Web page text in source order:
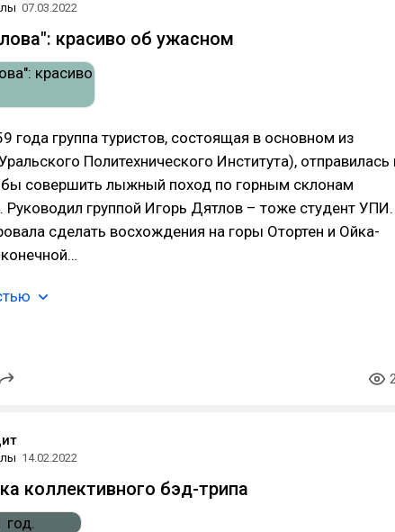
07.03.2022
красиво об ужасном
года группа туристов, состоящая в основном из
Политехнического Института), отправилась
совершить лыжный поход по горным склонам
Руководил группой Игорь Дятлов – тоже студент УПИ.
сделать восхождения на горы Отортен и Ойка-
14.02.2022
коллективного бэд-трипа